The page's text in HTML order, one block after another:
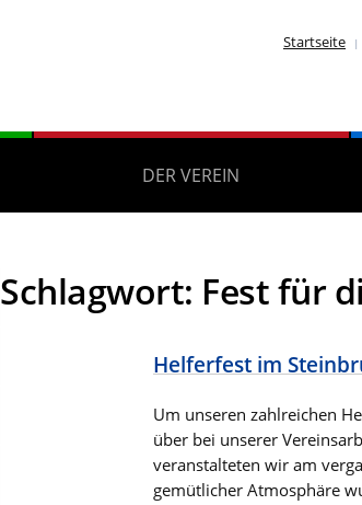
Startseite
DER VEREIN
Schlagwort: Fest für
Helferfest im
Um unseren zahlreichen
über bei unserer
veranstalteten wir am
gemütlicher Atmosphäre